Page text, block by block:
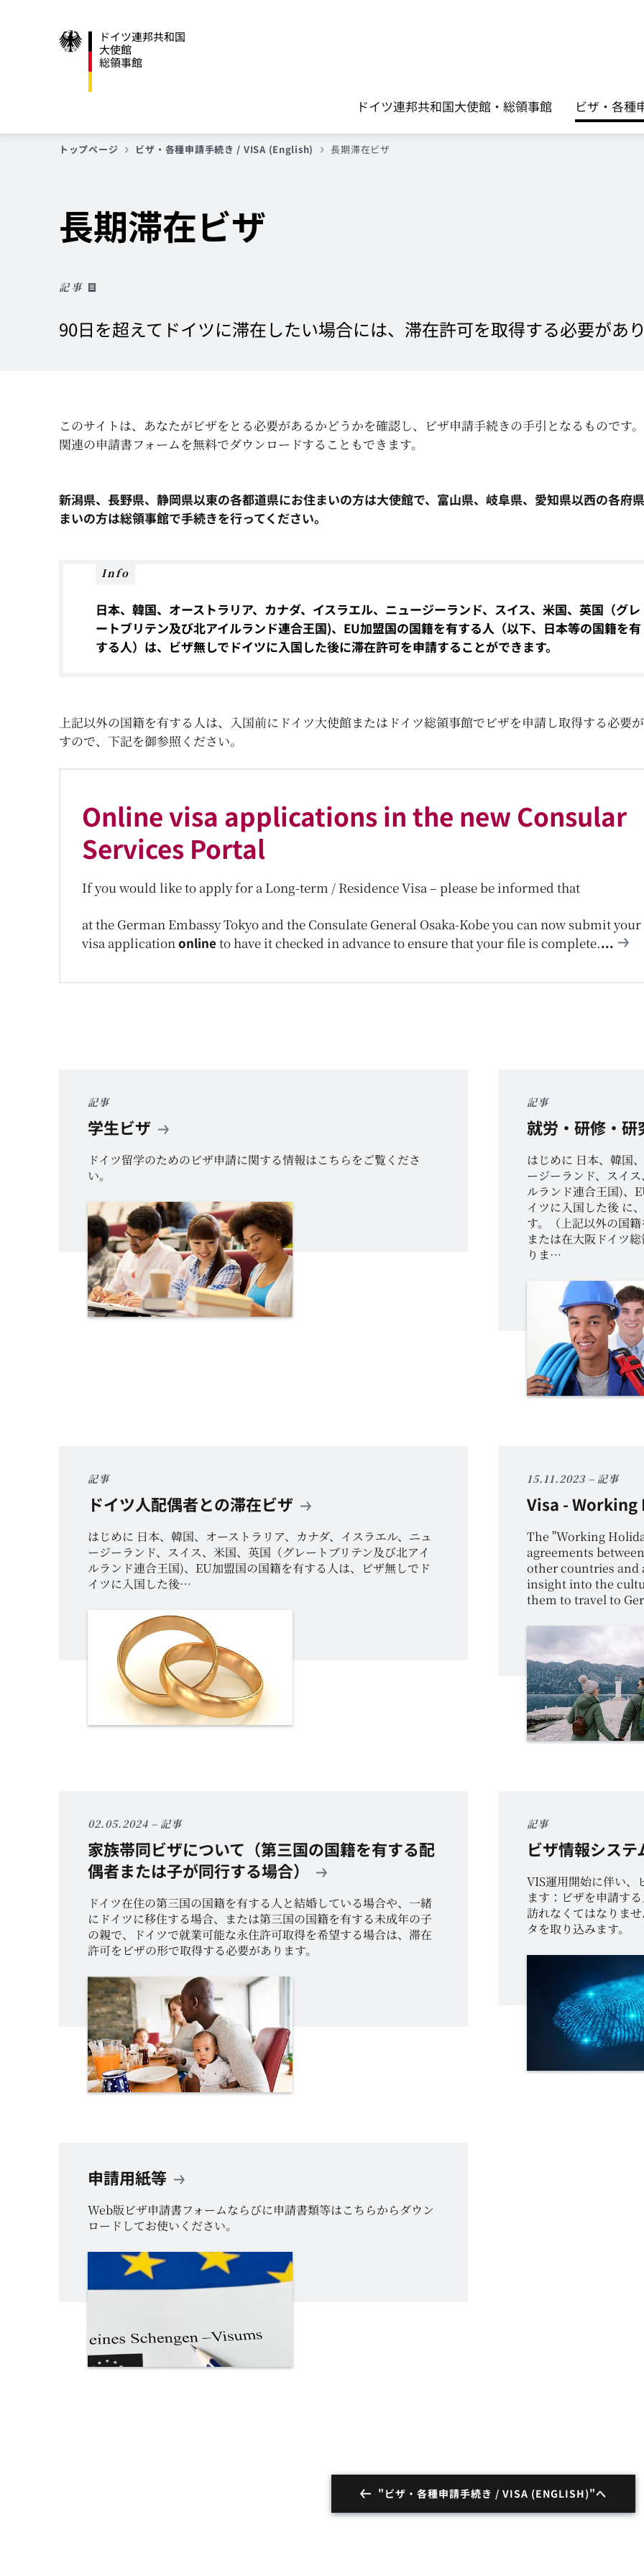
ドイツ連邦共和国
大使館
総領事館
ドイツ連邦共和国大使館・総領事館 ビザ・各種
トップページ ビザ・各種申請手続き / VISA (English) 長期滞在ビザ
長期滞在ビザ
記事
90日を超えてドイツに滞在したい場合には、滞在許可を取得する必要があ
このサイトは、あなたがビザをとる必要があるかどうかを確認し、ビザ申請手続きの手引となるものです
関連の申請書フォームを無料でダウンロードすることもできます。
新潟県、長野県、静岡県以東の各都道県にお住まいの方は大使館で、富山県、岐阜県、愛知県以西の各府
まいの方は総領事館で手続きを行ってください。
Info
日本、韓国、オーストラリア、カナダ、イスラエル、ニュージーランド、スイス、米国、 英国（グレ
ートブリテン及び北アイルランド連合王国)、 EU加盟国の国籍を有する人（以下、日本等の国籍を有
する人）は、ビザ無しでドイツに入国した後に滞在許可を申請することができます。
上記以外の国籍を有する人は、入国前にドイツ大使館またはドイツ総領事館でビザを申請し取得する必要
すので、下記を御参照ください。
Online visa applications in the new Consular
Services Portal
If you would like to apply for a Long-term / Residence Visa – please be informed that
at the German Embassy Tokyo and the Consulate General Osaka-Kobe you can now submit your
visa applicationonlineto have it checked in advance to ensure that your file is complete....
記事
学生ビザ
ドイツ留学のためのビザ申請に関する情報はこちらをご覧くださ
い。
記事
就労・研修・
はじめに 日本、韓国
ージーランド、スイ
ルランド連合王国)、
イツに入国した後 に
す。（上記以外の国
または在大阪ドイツ
りま…
記事
ドイツ人配偶者との滞在ビザ
はじめに 日本、韓国、オーストラリア、カナダ、イスラエル、ニュ
ージーランド、スイス、米国、英国（グレートブリテン及び北アイ
ルランド連合王国)、EU加盟国の国籍を有する人は、ビザ無しでド
イツに入国した後…
15.11.2023 記事
Visa -
The "Working
agreements
other countries and
insight into the
them to travel to
02.05.2024 記事
家族帯同ビザについて（第三国の国籍を有する配
偶者または子が同行する場合）
ドイツ在住の第三国の国籍を有する人と結婚している場合や、一緒
にドイツに移住する場合、または第三国の国籍を有する未成年の子
の親で、ドイツで就業可能な永住許可取得を希望する場合は、滞在
許可をビザの形で取得する必要があります。
記事
ビザ情報シス
VIS運用開始に伴い、
ます： ビザを申請す
訪れなくてはなりま
タを取り込みます。
申請用紙等
Web版ビザ申請書フォームならびに申請書類等はこちらからダウン
ロードしてお使いください。
"ビザ・各種申請手続き / VISA (ENGLISH)"へ